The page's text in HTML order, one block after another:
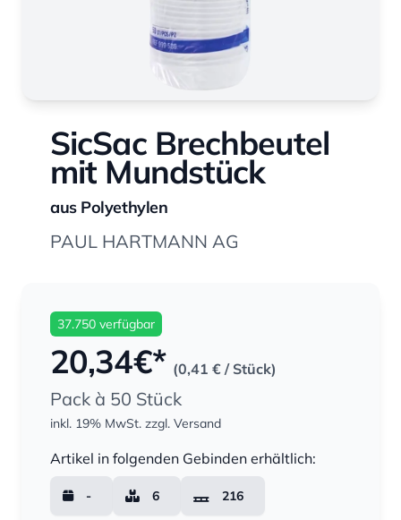
SicSac Brechbeutel
mit Mundstück
aus Polyethylen
PAUL HARTMANN AG
37.750 verfügbar
20,34€* (0,41 € / Stück)
Pack à 50 Stück
inkl. 19% MwSt. zzgl. Versand
Artikel in folgenden Gebinden erhältlich:
- 6 216